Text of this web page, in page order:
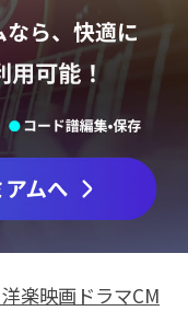
洋楽映画ドラマCM